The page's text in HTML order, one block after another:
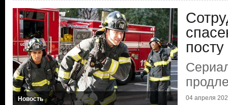
Новость
посту
04 апреля